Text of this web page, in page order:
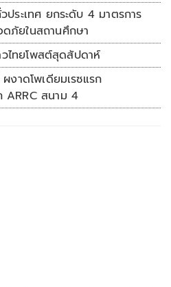
ประเทศ ยกระดับ 4 มาตรการ
ภัยในสถานศึกษา
ไทยโพสต์สุดสัปดาห์
งาดโพเดียมเรซแรก
ARRC สนาม 4